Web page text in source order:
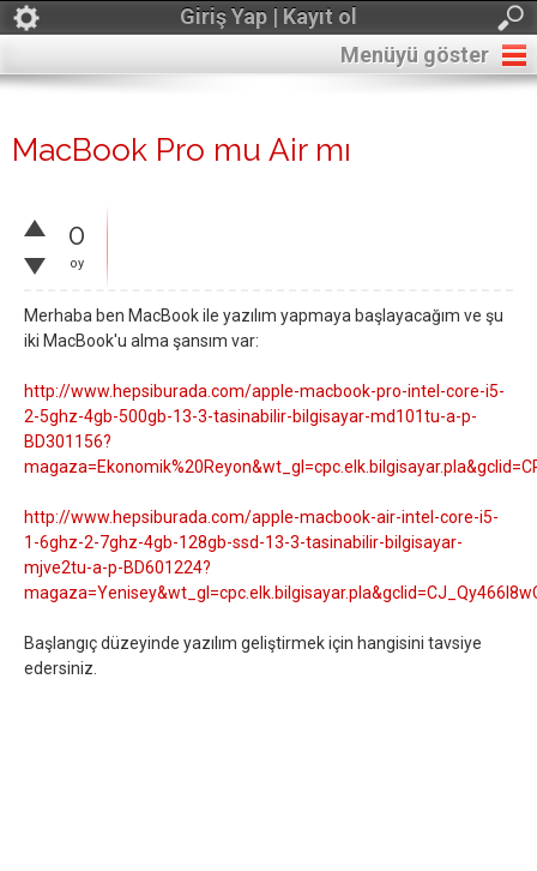
Giriş Yap | Kayıt ol
Menüyü göster
MacBook Pro mu Air mı
0
oy
Merhaba ben MacBook ile yazılım yapmaya başlayacağım ve şu
iki MacBook'u alma şansım var:
http://www.hepsiburada.com/apple-macbook-pro-intel-core-i5-
2-5ghz-4gb-500gb-13-3-tasinabilir-bilgisayar-md101tu-a-p-
BD301156?
http://www.hepsiburada.com/apple-macbook-air-intel-core-i5-
1-6ghz-2-7ghz-4gb-128gb-ssd-13-3-tasinabilir-bilgisayar-
mjve2tu-a-p-BD601224?
Başlangıç düzeyinde yazılım geliştirmek için hangisini tavsiye
edersiniz.